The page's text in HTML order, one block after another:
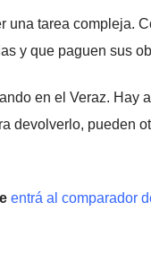
una tarea compleja.
y que paguen sus
en el Veraz.
devolverlo, pueden
entrá al comparador